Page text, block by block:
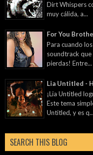
Dirt Whispers
muy cálida, a...
For You
Para cuando
soundtrack
pierdas! Entre...
Lia Untitled -
¡Lia Untitled
Este tema
Untitled, y es q...
SEARCH THIS BLOG